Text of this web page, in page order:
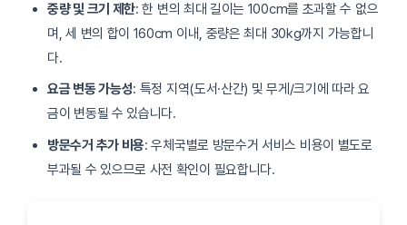
중량 및 크기 제한: 한 변의 최대 길이는 100cm를 초과할 수 없으
며, 세 변의 합이 160cm 이내, 중량은 최대 30kg까지 가능합니
다.
요금 변동 가능성: 특정 지역(도서·산간) 및 무게/크기에 따라 요
금이 변동될 수 있습니다.
방문수거 추가 비용: 우체국별로 방문수거 서비스 비용이 별도로
부과될 수 있으므로 사전 확인이 필요합니다.